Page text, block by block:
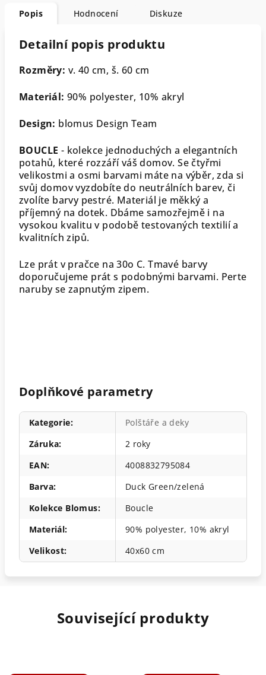
Popis Hodnocení Diskuze
Detailní popis produktu
Rozměry: v. 40 cm, š. 60 cm
Materiál: 90% polyester, 10% akryl
Design: blomus Design Team
BOUCLE - kolekce jednoduchých a elegantních
potahů, které rozzáří váš domov. Se čtyřmi
velikostmi a osmi barvami máte na výběr, zda si
svůj domov vyzdobíte do neutrálních barev, či
zvolíte barvy pestré. Materiál je měkký a
příjemný na dotek. Dbáme samozřejmě i na
vysokou kvalitu v podobě testovaných textilií a
kvalitních zipů.
Lze prát v pračce na 30o C. Tmavé barvy
doporučujeme prát s podobnými barvami. Perte
naruby se zapnutým zipem.
Doplňkové parametry
Kategorie:
Polštáře a deky
Záruka:
2 roky
EAN:
4008832795084
Barva:
Duck Green/zelená
Kolekce Blomus:
Boucle
Materiál:
90% polyester, 10% akryl
Velikost: 40x60 cm
Související produkty